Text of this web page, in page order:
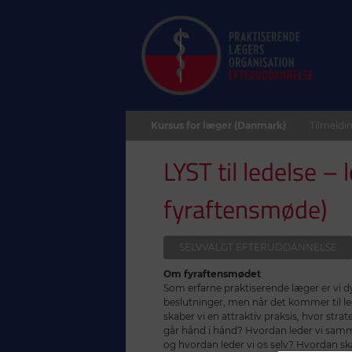
Kursus for læger (Danmark)
LYST til ledelse
fyraftensmøde)
SELVVALGT EFTERUDDANNELSE
Om fyraftensmødet
Som erfarne praktiserende læger er vi
beslutninger, men når det kommer til
skaber vi en attraktiv praksis, hvor
går hånd i hånd? Hvordan leder vi
og hvordan leder vi os selv? Hvordan